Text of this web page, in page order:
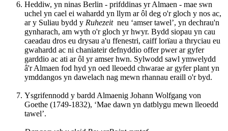
Heddiw, yn ninas Berlin - prifddinas yr Almaen - mae swn
uchel yn cael ei wahardd yn llym ar ôl deg o'r gloch y nos ac,
ar y Suliau bydd y Ruhezeitneu ‘amser tawel’, yn dechrau'n
gynharach, am wyth o'r gloch yr hwyr. Bydd siopau yn cau
caeadau dros eu drysau a'u ffenestri, caiff lorïau a thryciau eu
gwahardd ac ni chaniateir defnyddio offer pwer ar gyfer
garddio ac ati ar ôl yr amser hwn. Sylwodd sawl ymwelydd
â'r Almaen fod hyd yn oed lleoedd chwarae ar gyfer plant yn
ymddangos yn dawelach nag mewn rhannau eraill o'r byd.
Ysgrifennodd y bardd Almaenig Johann Wolfgang von
Goethe (1749-1832), ‘Mae dawn yn datblygu mewn lleoedd
tawel’.